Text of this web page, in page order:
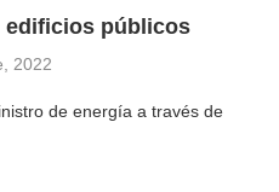
edificios públicos
2022
de energía a través de